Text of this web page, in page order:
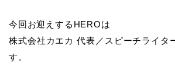
今回お迎えするHEROは
株式会社カエカ 代表／スピーチライタ
す。